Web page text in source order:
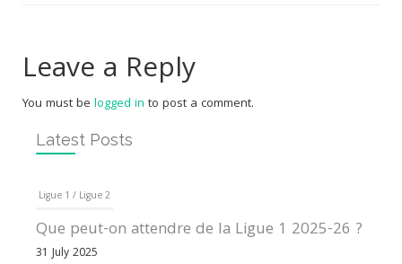
Leave a Reply
You must be logged in to post a comment.
Latest Posts
Ligue 1 / Ligue 2
Que peut-on attendre de la Ligue 1 2025-26 ?
31 July 2025